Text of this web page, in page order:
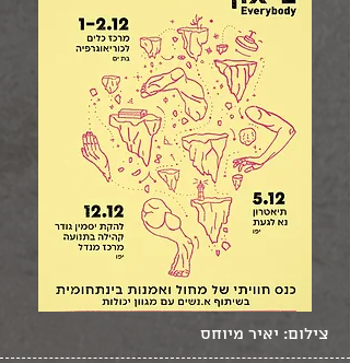
צילום: יאיר מיוחס